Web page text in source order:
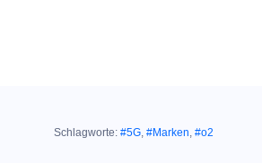
Schlagworte: #5G, #Marken, #o2